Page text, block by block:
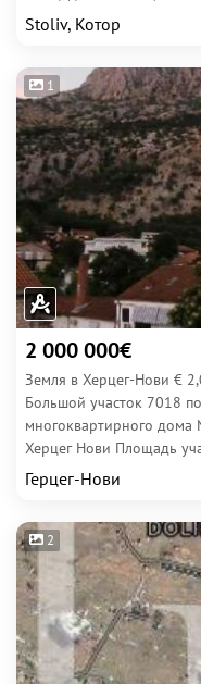
Stoliv, Котор
1
2 000 000€
Земля в Херцег-Нови €
Большой участок 7018
многоквартирного
Херцег Нови Площадь
Герцег-Нови
2